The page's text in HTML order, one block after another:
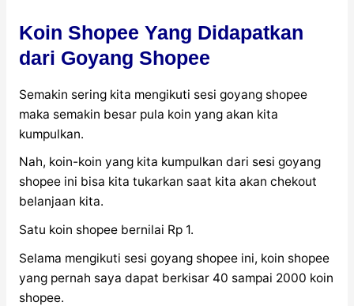
Koin Shopee Yang Didapatkan
dari Goyang Shopee
Semakin sering kita mengikuti sesi goyang shopee
maka semakin besar pula koin yang akan kita
kumpulkan.
Nah, koin-koin yang kita kumpulkan dari sesi goyang
shopee ini bisa kita tukarkan saat kita akan chekout
belanjaan kita.
Satu koin shopee bernilai Rp 1.
Selama mengikuti sesi goyang shopee ini, koin shopee
yang pernah saya dapat berkisar 40 sampai 2000 koin
shopee.